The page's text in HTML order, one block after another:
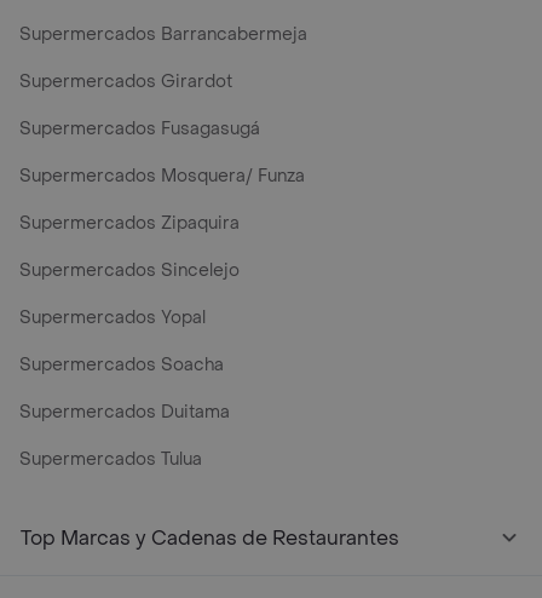
Supermercados Barrancabermeja
Supermercados Girardot
Supermercados Fusagasugá
Supermercados Mosquera/ Funza
Supermercados Zipaquira
Supermercados Sincelejo
Supermercados Yopal
Supermercados Soacha
Supermercados Duitama
Supermercados Tulua
Top Marcas y Cadenas de Restaurantes